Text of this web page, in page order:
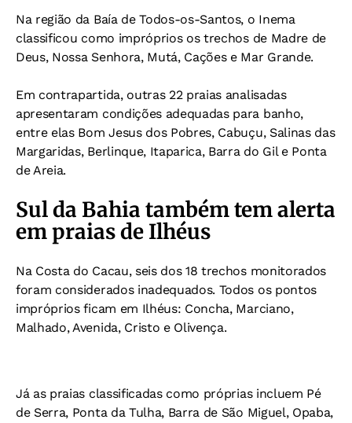
Na região da Baía de Todos-os-Santos, o Inema
classificou como impróprios os trechos de Madre de
Deus, Nossa Senhora, Mutá, Cações e Mar Grande.
Em contrapartida, outras 22 praias analisadas
apresentaram condições adequadas para banho,
entre elas Bom Jesus dos Pobres, Cabuçu, Salinas das
Margaridas, Berlinque, Itaparica, Barra do Gil e Ponta
de Areia.
Sul da Bahia também tem alerta
em praias de Ilhéus
Na Costa do Cacau, seis dos 18 trechos monitorados
foram considerados inadequados. Todos os pontos
impróprios ficam em Ilhéus: Concha, Marciano,
Malhado, Avenida, Cristo e Olivença.
Já as praias classificadas como próprias incluem Pé
de Serra, Ponta da Tulha, Barra de São Miguel, Opaba,